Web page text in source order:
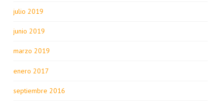
julio 2019
junio 2019
marzo 2019
enero 2017
septiembre 2016